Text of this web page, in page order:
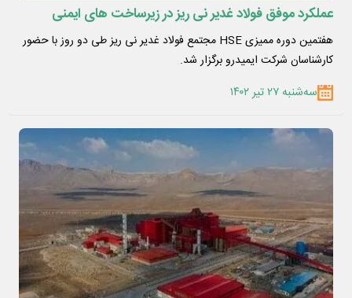
عملکرد موفق فولاد غدیر نی ریز در زیرساخت های ایمنی
هفتمین دوره ممیزی HSE مجتمع فولاد غدیر نی ریز طی دو روز با حضور
کارشناسان شرکت ایمیدرو برگزار شد.
سه‌شنبه ۲۷ تیر ۱۴۰۲